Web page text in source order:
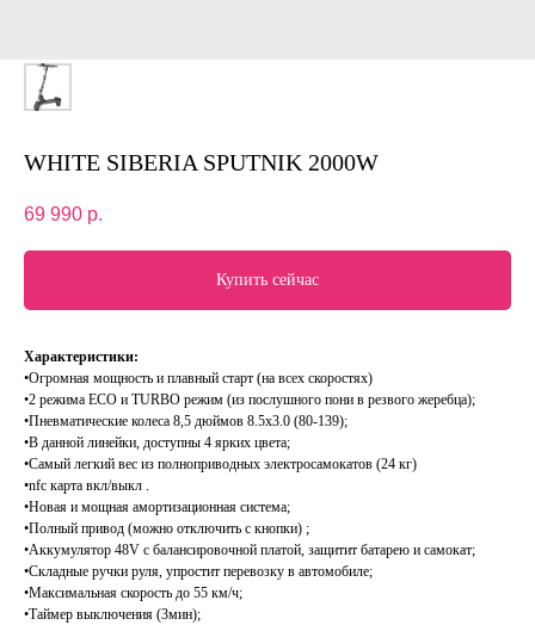
WHITE SIBERIA SPUTNIK 2000W
69 990 р.
Купить сейчас
Характеристики:
•Огромная мощность и плавный старт (на всех скоростях)
•2 режима ECO и TURBO режим (из послушного пони в резвого жеребца);
•Пневматические колеса 8,5 дюймов 8.5x3.0 (80-139);
•В данной линейки, доступны 4 ярких цвета;
•Самый легкий вес из полноприводных электросамокатов (24 кг)
•nfc карта вкл/выкл .
•Новая и мощная амортизационная система;
•Полный привод (можно отключить с кнопки) ;
•Аккумулятор 48V с балансировочной платой, защитит батарею и самокат;
•Складные ручки руля, упростит перевозку в автомобиле;
•Максимальная скорость до 55 км/ч;
•Таймер выключения (3мин);